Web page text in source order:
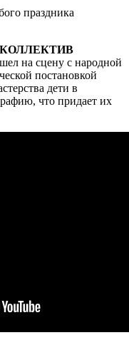
праздника
на сцену с народной
постановкой
дети в
что придает их